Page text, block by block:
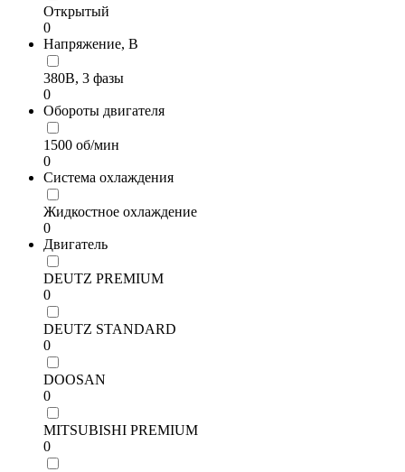
Открытый
0
Напряжение, В
380В, 3 фазы
0
Обороты двигателя
1500 об/мин
0
Система охлаждения
Жидкостное охлаждение
0
Двигатель
DEUTZ PREMIUM
0
DEUTZ STANDARD
0
DOOSAN
0
MITSUBISHI PREMIUM
0